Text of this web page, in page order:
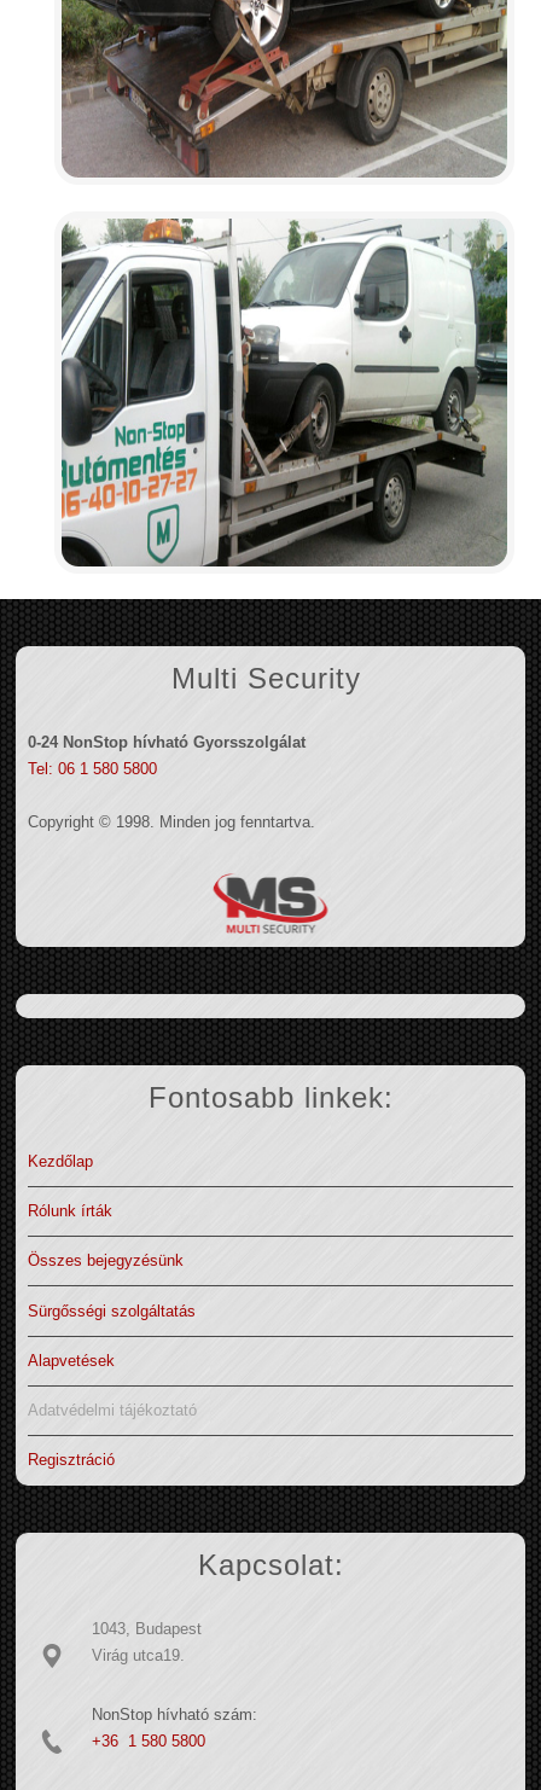
Multi Security
0-24 NonStop hívható Gyorsszolgálat
Tel: 06 1 580 5800
Copyright © 1998. Minden jog fenntartva.
Fontosabb linkek:
Kezdőlap
Rólunk írták
Összes bejegyzésünk
Sürgősségi szolgáltatás
Alapvetések
Adatvédelmi tájékoztató
Regisztráció
Kapcsolat:
1043, Budapest
Virág utca19.
NonStop hívható szám:
+36 1 580 5800